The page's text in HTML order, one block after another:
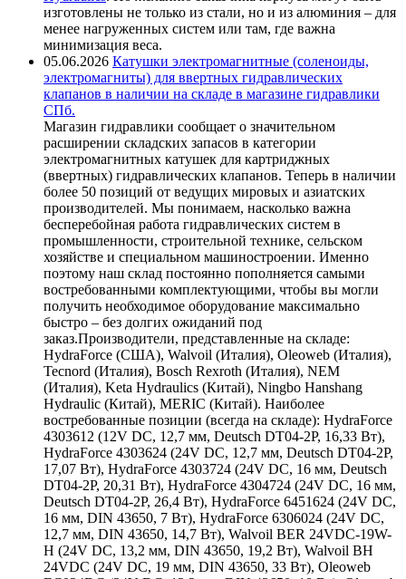
изготовлены не только из стали, но и из алюминия – для
менее нагруженных систем или там, где важна
минимизация веса.
05.06.2026 Катушки электромагнитные (соленоиды,
электромагниты) для ввертных гидравлических
клапанов в наличии на складе в магазине гидравлики
СПб.
Магазин гидравлики сообщает о значительном
расширении складских запасов в категории
электромагнитных катушек для картриджных
(ввертных) гидравлических клапанов. Теперь в наличии
более 50 позиций от ведущих мировых и азиатских
производителей. Мы понимаем, насколько важна
бесперебойная работа гидравлических систем в
промышленности, строительной технике, сельском
хозяйстве и специальном машиностроении. Именно
поэтому наш склад постоянно пополняется самыми
востребованными комплектующими, чтобы вы могли
получить необходимое оборудование максимально
быстро – без долгих ожиданий под
заказ.Производители, представленные на складе:
HydraForce (США), Walvoil (Италия), Oleoweb (Италия),
Tecnord (Италия), Bosch Rexroth (Италия), NEM
(Италия), Keta Hydraulics (Китай), Ningbo Hanshang
Hydraulic (Китай), MERIC (Китай). Наиболее
востребованные позиции (всегда на складе): HydraForce
4303612 (12V DC, 12,7 мм, Deutsch DT04-2P, 16,33 Вт),
HydraForce 4303624 (24V DC, 12,7 мм, Deutsch DT04-2P,
17,07 Вт), HydraForce 4303724 (24V DC, 16 мм, Deutsch
DT04-2P, 20,31 Вт), HydraForce 4304724 (24V DC, 16 мм,
Deutsch DT04-2P, 26,4 Вт), HydraForce 6451624 (24V DC,
16 мм, DIN 43650, 7 Вт), HydraForce 6306024 (24V DC,
12,7 мм, DIN 43650, 14,7 Вт), Walvoil BER 24VDC-19W-
H (24V DC, 13,2 мм, DIN 43650, 19,2 Вт), Walvoil BH
24VDC (24V DC, 19 мм, DIN 43650, 33 Вт), Oleoweb